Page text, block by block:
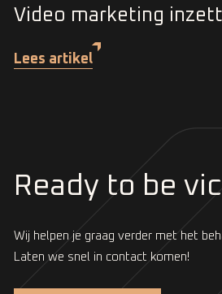
Video marketing
Lees artikel
Ready to be
Wij helpen je graag verder met het
Laten we snel in contact komen!